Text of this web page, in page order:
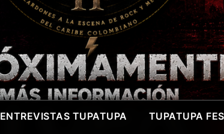
ENTREVISTAS TUPATUPA TUPATUPA